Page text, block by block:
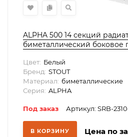
ALPHA 500 14 секций
биметаллический боковое
Цвет: Белый
Бренд: STOUT
Материал: биметаллические
Серия: ALPHA
Под заказ Артикул: SRB-
В КОРЗИНУ Цена по